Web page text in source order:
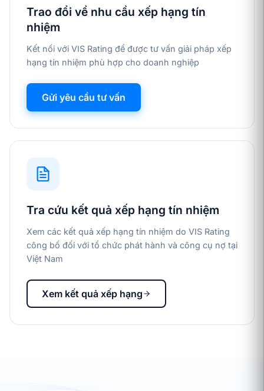
Trao đổi về nhu cầu xếp hạng tín
nhiệm
Kết nối với VIS Rating để được tư vấn giải pháp xếp
hạng tín nhiệm phù hợp cho doanh nghiệp
Gửi yêu cầu tư vấn
Tra cứu kết quả xếp hạng tín nhiệm
Xem các kết quả xếp hạng tín nhiệm do VIS Rating
công bố đối với tổ chức phát hành và công cụ nợ tại
Việt Nam
Xem kết quả xếp hạng